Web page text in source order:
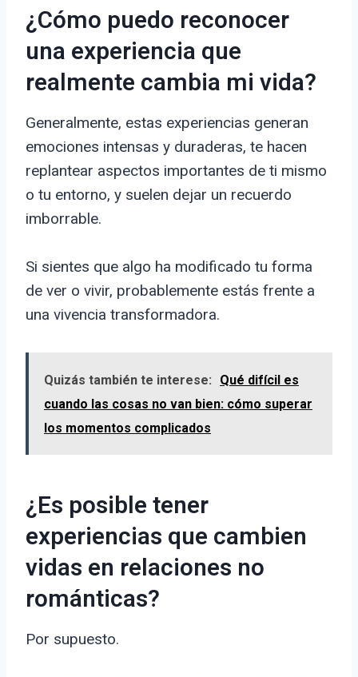
¿Cómo puedo reconocer
una experiencia que
realmente cambia mi vida?
Generalmente, estas experiencias generan
emociones intensas y duraderas, te hacen
replantear aspectos importantes de ti mismo
o tu entorno, y suelen dejar un recuerdo
imborrable.
Si sientes que algo ha modificado tu forma
de ver o vivir, probablemente estás frente a
una vivencia transformadora.
Quizás también te interese:
Qué difícil es
cuando las cosas no van bien: cómo superar
los momentos complicados
¿Es posible tener
experiencias que cambien
vidas en relaciones no
románticas?
Por supuesto.